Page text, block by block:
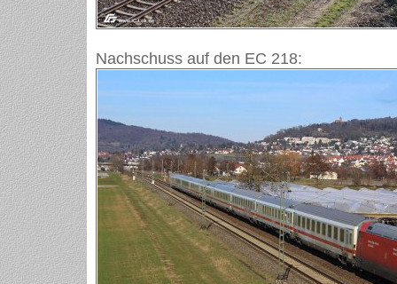
Nachschuss auf den EC 218: